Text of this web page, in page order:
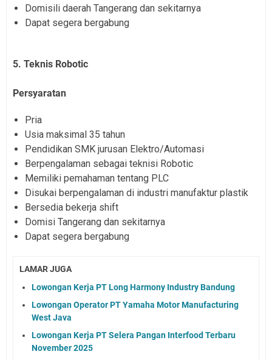
Domisili daerah Tangerang dan sekitarnya
Dapat segera bergabung
5. Teknis Robotic
Persyaratan
Pria
Usia maksimal 35 tahun
Pendidikan SMK jurusan Elektro/Automasi
Berpengalaman sebagai teknisi Robotic
Memiliki pemahaman tentang PLC
Disukai berpengalaman di industri manufaktur plastik
Bersedia bekerja shift
Domisi Tangerang dan sekitarnya
Dapat segera bergabung
LAMAR JUGA
Lowongan Kerja PT Long Harmony Industry Bandung
Lowongan Operator PT Yamaha Motor Manufacturing
West Java
Lowongan Kerja PT Selera Pangan Interfood Terbaru
November 2025